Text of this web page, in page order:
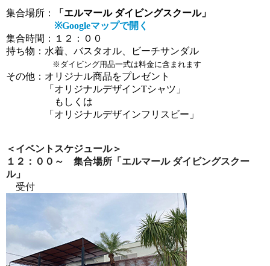
集合場所：
「エルマール ダイビングスクール」
※Googleマップで開く
集合時間：１２
：００
持ち物：水着、バスタオル、ビーチサンダル
※ダイビング用品一式は料金に含まれます
その他：オリジナル商品をプレゼント
「オリジナルデザインTシャツ」
もしくは
「オリジナルデザインフリスビー」
＜ イベントスケジュール＞
１２：００～ 集合場所「エルマール ダイビングスクー
ル」
受付